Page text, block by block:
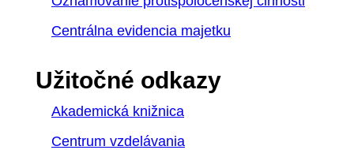
Centrálna evidencia majetku
Užitočné odkazy
Akademická knižnica
Centrum vzdelávania